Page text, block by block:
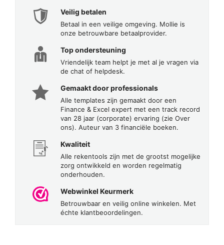
Veilig betalen
Betaal in een veilige omgeving. Mollie is
onze betrouwbare betaalprovider.
Top ondersteuning
Vriendelijk team helpt je met al je vragen via
de chat of helpdesk.
Gemaakt door professionals
Alle templates zijn gemaakt door een
Finance & Excel expert met een track record
van 28 jaar (corporate) ervaring (zie Over
ons). Auteur van 3 financiële boeken.
Kwaliteit
Alle rekentools zijn met de grootst mogelijke
zorg ontwikkeld en worden regelmatig
onderhouden.
Webwinkel Keurmerk
Betrouwbaar en veilig online winkelen. Met
échte klantbeoordelingen.